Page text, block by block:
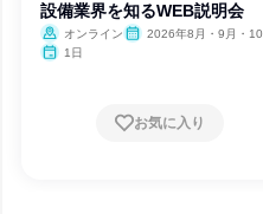
設備業界を知るWEB説明会
オンライン
2026年8月・9月・10
1日
お気に入り